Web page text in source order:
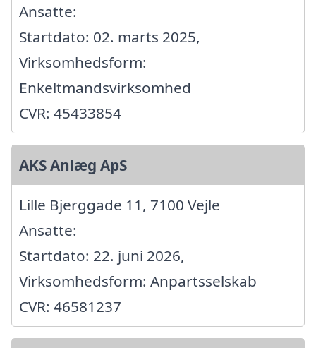
Ansatte:
Startdato: 02. marts 2025,
Virksomhedsform:
Enkeltmandsvirksomhed
CVR: 45433854
AKS Anlæg ApS
Lille Bjerggade 11, 7100 Vejle
Ansatte:
Startdato: 22. juni 2026,
Virksomhedsform: Anpartsselskab
CVR: 46581237